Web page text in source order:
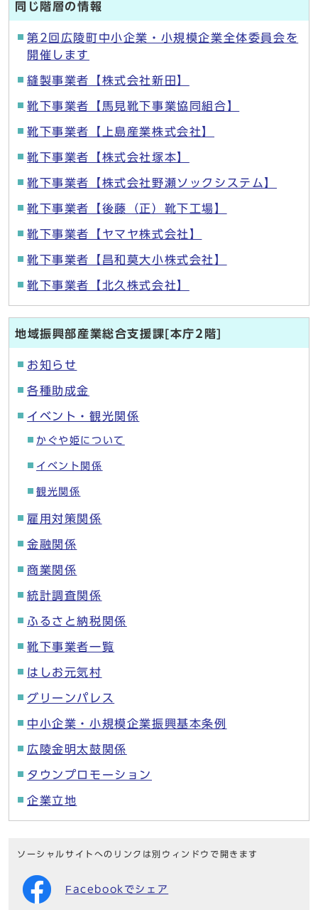
同じ階層の情報
第2回広陵町中小企業・小規模企業全体委員会を
開催します
縫製事業者【株式会社新田】
靴下事業者【馬見靴下事業協同組合】
靴下事業者【上島産業株式会社】
靴下事業者【株式会社塚本】
靴下事業者【株式会社野瀬ソックシステム】
靴下事業者【後藤（正）靴下工場】
靴下事業者【ヤマヤ株式会社】
靴下事業者【昌和莫大小株式会社】
靴下事業者【北久株式会社】
地域振興部産業総合支援課[本庁2階]
お知らせ
各種助成金
イベント・観光関係
かぐや姫について
イベント関係
観光関係
雇用対策関係
金融関係
商業関係
統計調査関係
ふるさと納税関係
靴下事業者一覧
はしお元気村
グリーンパレス
中小企業・小規模企業振興基本条例
広陵金明太鼓関係
タウンプロモーション
企業立地
ソーシャルサイトへのリンクは別ウィンドウで開きます
Facebookでシェア